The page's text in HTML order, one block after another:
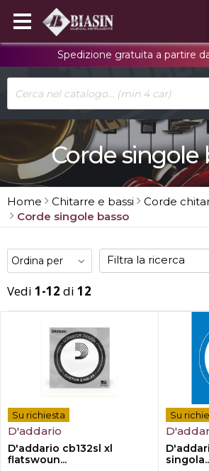
Spedizione gratuita a partire
Corde singole
Home Chitarre e bassi
Corde
Corde singole basso
Filtra la ricerca
Vedi 1-12 di 12
Su richiesta
D'addario
D'addario cb132sl xl
flatswoun...
Su